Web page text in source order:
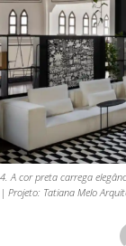
4. A cor preta carrega
| Projeto: Tatiana Melo